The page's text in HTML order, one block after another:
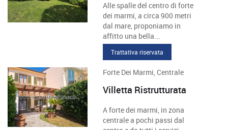
Alle spalle del centro di forte
dei marmi, a circa 900 metri
dal mare, proponiamo in
affitto una bella...
Trattativa riservata
Forte Dei Marmi, Centrale
Villetta Ristrutturata
A forte dei marmi, in zona
centrale a pochi passi dal